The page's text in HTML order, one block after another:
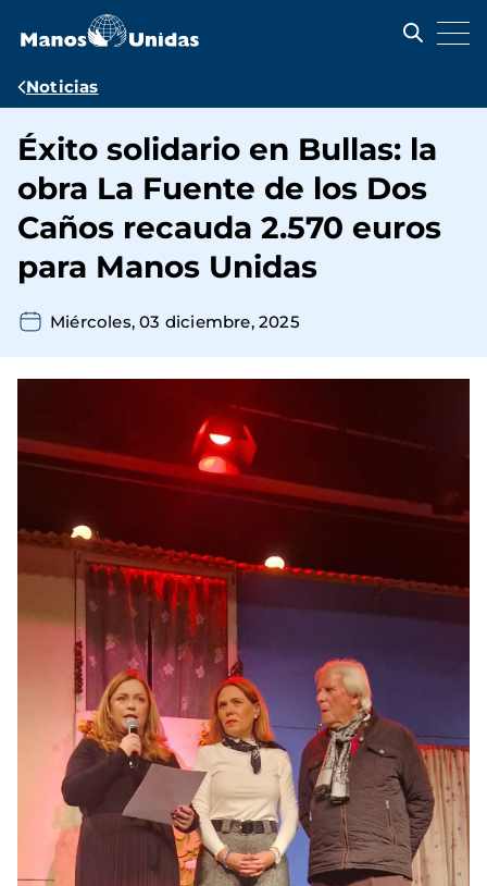
contenido
Ruta
navegación
Noticias
Éxito solidario en Bullas: la
obra La Fuente de los Dos
Caños recauda 2.570 euros
para Manos Unidas
Miércoles, 03 diciembre, 2025